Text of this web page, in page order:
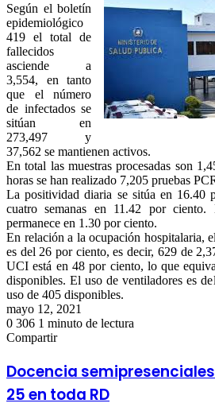
Según el boletín
epidemiológico
419 el total de
fallecidos
asciende a
3,554, en tanto
que el número
de infectados se
sitúan en
273,497 y
37,562 se mantienen activos.
En total las muestras procesadas son
horas se han realizado 7,205 pruebas
La positividad diaria se sitúa en 16.40
cuatro semanas en 11.42 por ciento.
permanece en 1.30 por ciento.
En relación a la ocupación hospitalaria,
es del 26 por ciento, es decir, 629 de
UCI está en 48 por ciento, lo que
disponibles. El uso de ventiladores es
uso de 405 disponibles.
mayo 12, 2021
0 306 1 minuto de lectura
Facebook
Twitter
LinkedIn
Tumblr
Pinterest
Reddit
Pocket
Compartir
por
correo
electrónico
Docencia
25 en toda RD